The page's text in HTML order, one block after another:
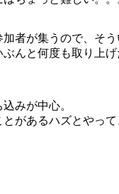
者が集うので、そ
んと何度も取り上げ
みが中心。
があるハズとやって